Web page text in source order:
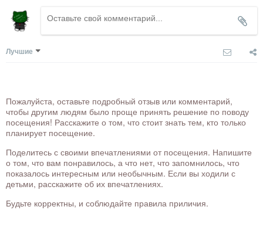
Лучшие
Пожалуйста, оставьте подробный отзыв или комментарий,
чтобы другим людям было проще принять решение по поводу
посещения! Расскажите о том, что стоит знать тем, кто только
планирует посещение.
Поделитесь с своими впечатлениями от посещения. Напишите
о том, что вам понравилось, а что нет, что запомнилось, что
показалось интересным или необычным. Если вы ходили с
детьми, расскажите об их впечатлениях.
Будьте корректны, и соблюдайте правила приличия.